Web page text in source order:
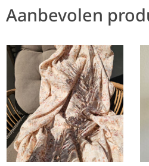
Aanbevolen